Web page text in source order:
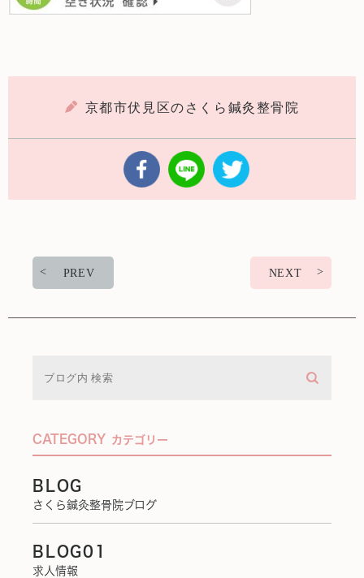
京都市伏見区のさくら鍼灸整骨院
PREV NEXT
CATEGORY カテゴリー
BLOG
さくら鍼灸整骨院ブログ
BLOG01
求人情報